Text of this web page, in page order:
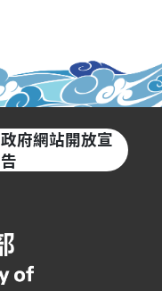
政府網站開放宣
告